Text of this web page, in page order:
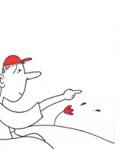
instagram